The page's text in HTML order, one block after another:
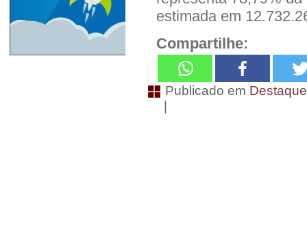
estimada em
Compartilhe:
Publicado em
|